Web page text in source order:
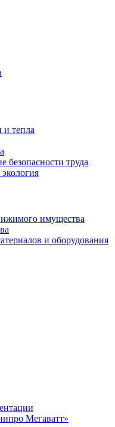
и тепла
безопасности труда
имущества
и оборудования
Мегаватт»